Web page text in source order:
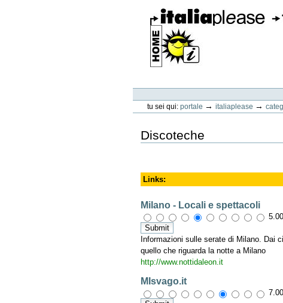
contenuti.
Spostati
navigazione
personali
tu sei qui: portale → italiaplease →
Discoteche
Links:
Milano - Locali e spettacoli
Informazioni sulle serate di Milano. Dai
quello che riguarda la notte a Milano
http://www.nottidaleon.it
MIsvago.it